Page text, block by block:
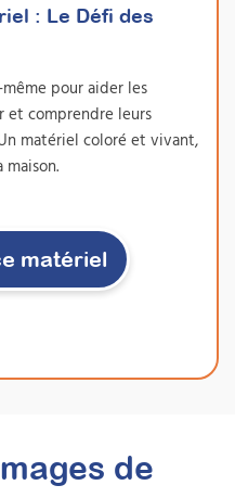
à une
: Le Défi des
pour aider les
et comprendre leurs
matériel coloré et vivant,
matériel
de